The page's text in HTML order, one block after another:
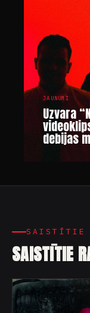
JAUNUMI
Uzvara
debijas
SAISTĪTIE
SAISTĪTIE